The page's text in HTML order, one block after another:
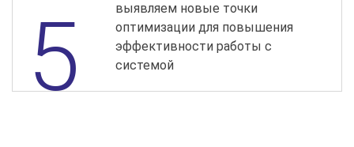
выявляем новые точки
оптимизации для повышения
эффективности работы с
системой